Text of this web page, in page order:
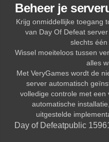
Beheer je
Krijg onmiddellijke toegang
van Day Of Defeat
slechts één
Wissel moeiteloos tussen
alles
Met VeryGames wordt de
server automatisch
volledige controle met
automatische
uitgestelde
Day of Defeatpublic